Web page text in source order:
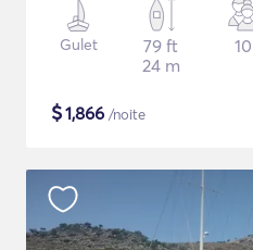
Gulet
79 ft
24 m
10
$1,866 /noite